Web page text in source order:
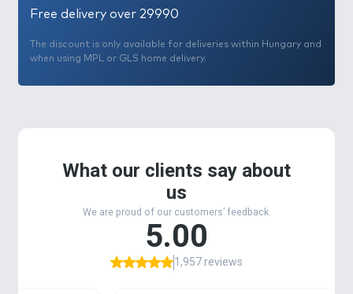
rendszerezését
. Elsősorban a pontyhorgászok és a
ötletes megoldásokat ezek a box – ok, melyek
kemény műanyagból, erős csatokkal készültek
hosszú élettartam érdekében.
horogelőkéket belehelyezni. Along/hosszú változat
alkalmas akár a klasszikus módszerhez kötött
hosszabb előkék tárolására is. Az előkés doboz
nyolc db mágnessel, vízhatlanul záródik, így védve a
megkötött horgokat a korrodálódástól.
Free delivery over 29990
The discount is only available for deliveries within Hungary and
when using MPL or GLS home delivery.